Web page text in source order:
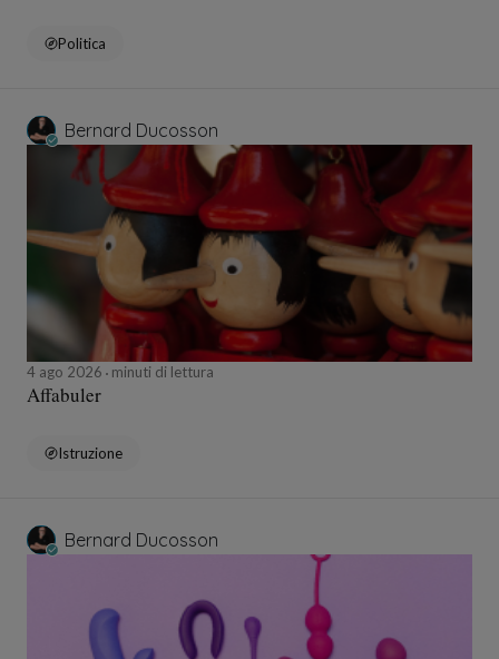
Politica
Bernard Ducosson
4 ago 2026 minuti di lettura
Affabuler
Istruzione
Bernard Ducosson